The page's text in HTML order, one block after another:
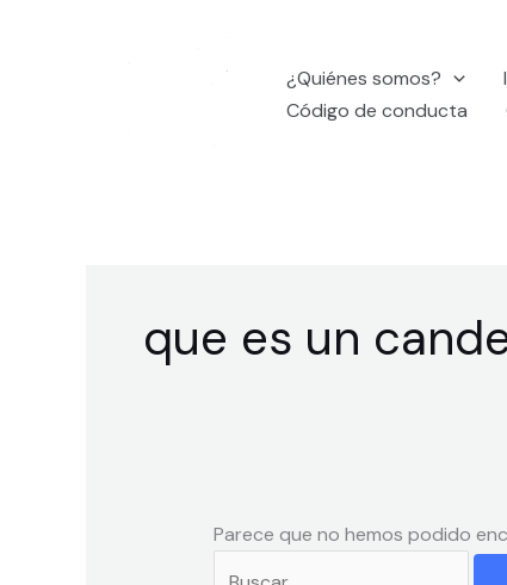
¿Quiénes somos?
Código de conducta
que es un
Parece que no hemos podido